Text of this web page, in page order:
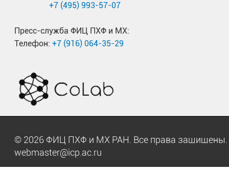
+7 (495) 993-57-07
Пресс-служба ФИЦ ПХФ и МХ:
Телефон: +7 (916) 064-35-29
© 2026 ФИЦ ПХФ и МХ РАН. Все права
webmaster@icp.ac.ru